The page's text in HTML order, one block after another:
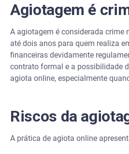
Agiotagem é
A agiotagem é considerada crime
até dois anos para quem realiza
financeiras devidamente
contrato formal e a possibilidade
agiota online, especialmente
Riscos da
A prática de agiota online